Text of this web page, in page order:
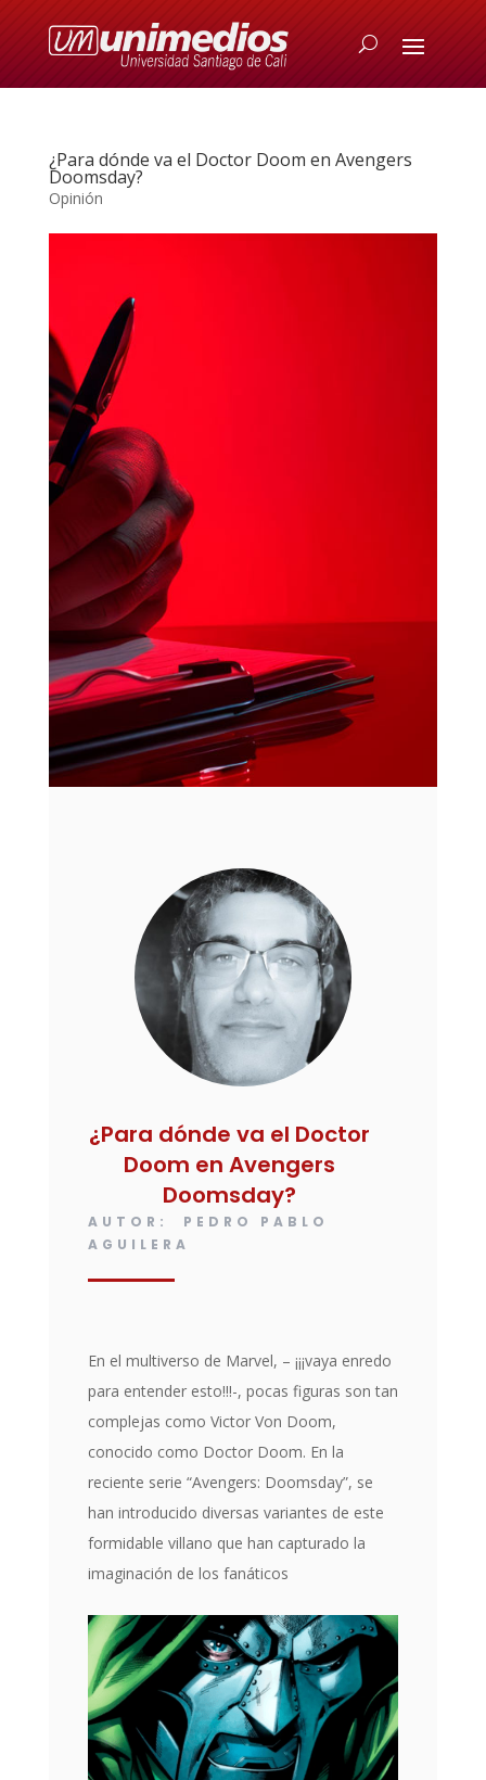
¿Para dónde va el Doctor Doom en Avengers
Doomsday?
Opinión
¿Para dónde va el Doctor
Doom en Avengers
Doomsday?
AUTOR: PEDRO PABLO
AGUILERA
En el multiverso de Marvel, – ¡¡¡vaya enredo
para entender esto!!!-, pocas figuras son tan
complejas como Victor Von Doom,
conocido como Doctor Doom. En la
reciente serie “Avengers: Doomsday”, se
han introducido diversas variantes de este
formidable villano que han capturado la
imaginación de los fanáticos